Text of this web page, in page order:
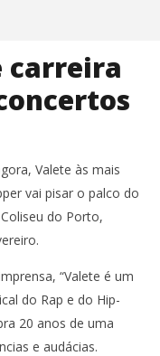
carreira
Valete às mais
vai pisar o palco do
do Porto,
“Valete é um
do Rap e do Hip-
20 anos de uma
e audácias.